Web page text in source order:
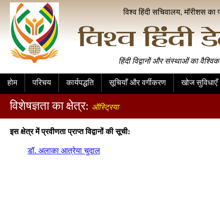
विश्व हिंदी सचिवालय, मॉरीशस का
हिंदी विद्वानों और संस्थाओं का
होम परिचय कार्यपद्धति सूचियाँ और वर्गीकरण खोज सुविधाएँ
विशेषज्ञता का क्षेत्र: ऑस्ट्रिया
इस क्षेत्र में प्रवीणता प्राप्त विद्वानों की सूची:
डॉ. अलाका आत्रेया चुदाल